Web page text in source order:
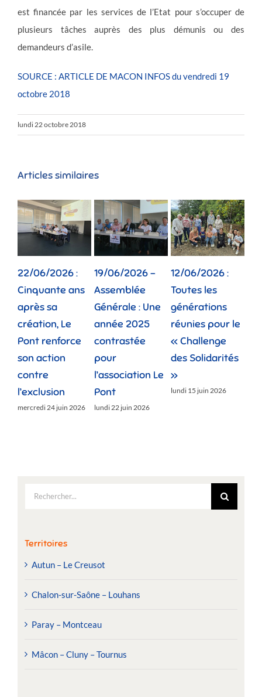
est financée par les services de l’Etat pour s’occuper de
plusieurs tâches auprès des plus démunis ou des
demandeurs d’asile.
SOURCE : ARTICLE DE MACON INFOS du vendredi 19
octobre 2018
lundi 22 octobre 2018
Articles similaires
2026 :
ans
sa
Le
renforce
24 juin 2026
19/06/2026 –
Assemblée
Générale : Une
année 2025
contrastée
pour
l’association Le
Pont
lundi 22 juin 2026
12/06/2026 :
Toutes les
générations
réunies pour le
« Challenge
des Solidarités
»
lundi 15 juin 2026
02/06/
Depuis dix
la pension
famille
vies plus
douces
Rechercher:
Territoires
Autun – Le Creusot
Chalon-sur-Saône – Louhans
Paray – Montceau
Mâcon – Cluny – Tournus